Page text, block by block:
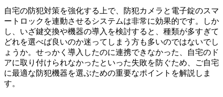
自宅の防犯対策を強化する上で、防犯カメラと電子錠のスマ
ートロックを連動させるシステムは非常に効果的です。しか
し、いざ鍵交換や機器の導入を検討すると、種類が多すぎて
どれを選べば良いのか迷ってしまう方も多いのではないでし
ょうか。せっかく導入したのに連携できなかった、自宅のド
アに取り付けられなかったといった失敗を防ぐため、ご自宅
に最適な防犯機器を選ぶための重要なポイントを解説しま
す。